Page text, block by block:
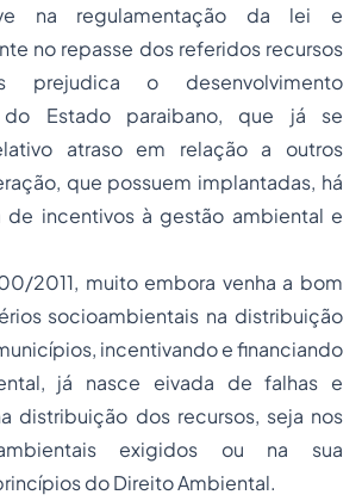
na regulamentação da lei e
no repasse dos referidos recursos
prejudica o desenvolvimento
do Estado paraibano, que já se
atraso em relação a outros
que possuem implantadas, há
de incentivos à gestão ambiental e
2011, muito embora venha a bom
socioambientais na distribuição
incentivando e financiando
já nasce eivada de falhas e
distribuição dos recursos, seja nos
exigidos ou na sua
doDireito Ambiental.